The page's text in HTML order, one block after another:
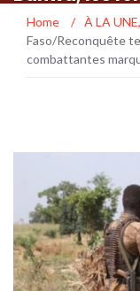
marquent
Home / À LA UNE,
Faso/Reconquête
combattantes